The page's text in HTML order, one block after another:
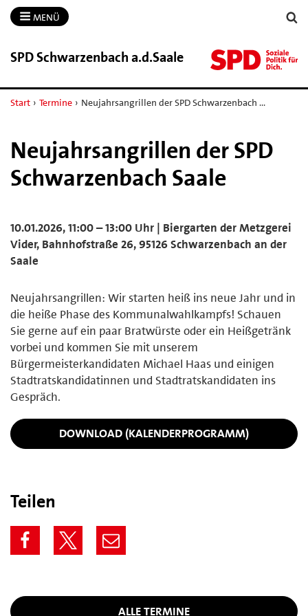
MENÜ
SPD Schwarzenbach a.​d.​Saale
Start › Termine › Neujahrsangrillen der SPD Schwarzenbach …
Neujahrsangrillen der SPD
Schwarzenbach Saale
10.01.2026, 11:00 – 13:00 Uhr | Biergarten der Metzgerei
Vider, Bahnhofstraße 26, 95126 Schwarzenbach an der
Saale
Neujahrsangrillen: Wir starten heiß ins neue Jahr und in
die heiße Phase des Kommunalwahlkampfs! Schauen
Sie gerne auf ein paar Bratwürste oder ein Heißgetränk
vorbei und kommen Sie mit unserem
Bürgermeisterkandidaten Michael Haas und einigen
Stadtratskandidatinnen und Stadtratskandidaten ins
Gespräch.
DOWNLOAD (KALENDERPROGRAMM)
Teilen
ALLE TERMINE